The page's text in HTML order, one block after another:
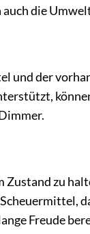
die
und der
zu
Freude